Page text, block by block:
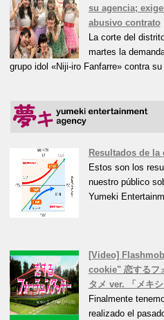
su agencia;
abusivo contrato
La corte del
martes la
grupo idol «Niji-iro Fanfarre» contra
Resultados de la
Estos son los
nuestro público
Yumeki
[Video]
cookie" 恋するフ
タメ ver. 「メキシ
Finalmente
realizado el